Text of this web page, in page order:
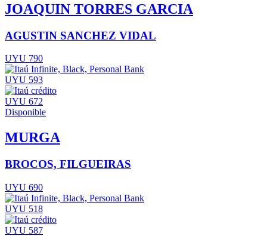
JOAQUIN TORRES GARCIA
AGUSTIN SANCHEZ VIDAL
UYU 790
UYU 593
UYU 672
Disponible
MURGA
BROCOS, FILGUEIRAS
UYU 690
UYU 518
UYU 587